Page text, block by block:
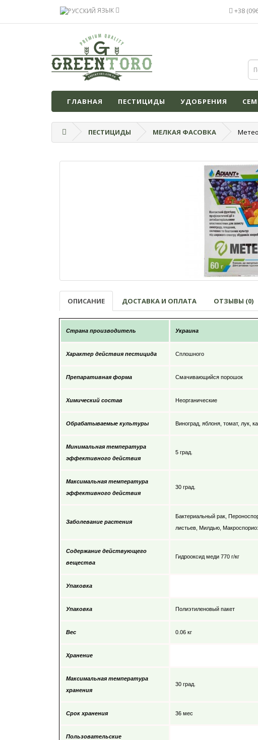
ЯЗЫК +38
ГЛАВНАЯ ПЕСТИЦИДЫ УДОБРЕНИЯ
ПЕСТИЦИДЫ МЕЛКАЯ ФАСОВКА
ОПИСАНИЕ ДОСТАВКА И ОПЛАТА ОТЗЫВЫ (0)
Страна производитель Украина
Характер действия пестицида Сплошного
Препаративная форма Смачивающийся порошок
Химический состав Неорганические
Обрабатываемые культуры Виноград, яблоня, томат, лук,
Минимальная температура
эффективного действия
5 град.
Максимальная температура
эффективного действия
30 град.
Заболевание растения
Бактериальный рак,
листьев, Милдью,
Содержание действующего
вещества
Гидрооксид меди 770 г/кг
Упаковка
Упаковка Полиэтиленовый пакет
Вес 0.06 кг
Хранение
Максимальная температура
хранения
30 град.
Срок хранения 36 мес
Пользовательские